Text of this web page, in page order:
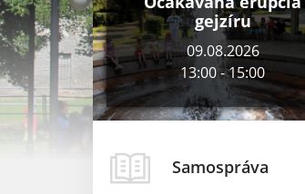
gejzíru
09.08.2026
13:00 - 15:00
Samospráva